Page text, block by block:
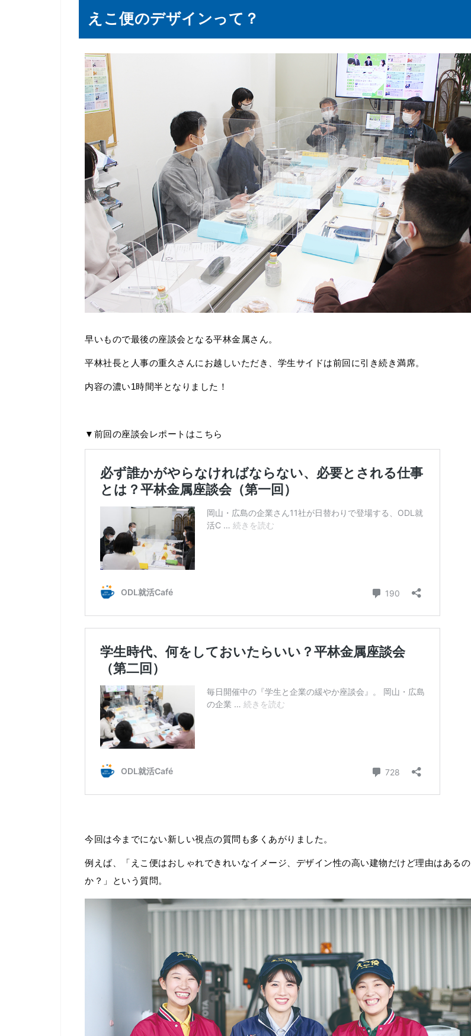
えこ便のデザインって？
早いもので最後の座談会となる平林金属さん。
平林社長と人事の重久さんにお越しいただき、学生サイドは前回に引き続き満席。
内容の濃い1時間半となりました！
▼前回の座談会レポートはこちら
今回は今までにない新しい視点の質問も多くあがりました。
例えば、「えこ便はおしゃれできれいなイメージ、デザイン性の高い建物だけど理由はあるの
か？」という質問。